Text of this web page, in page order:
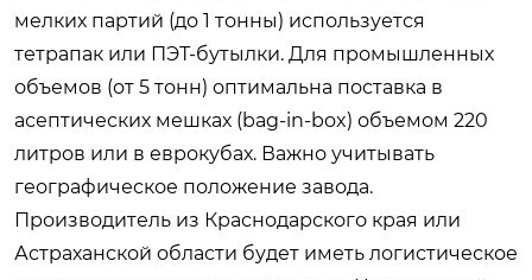
мелких партий (до 1 тонны) используется
тетрапак или ПЭТ-бутылки. Для промышленных
объемов (от 5 тонн) оптимальна поставка в
асептических мешках (bag-in-box) объемом 220
литров или в еврокубах. Важно учитывать
географическое положение завода.
Производитель из Краснодарского края или
Астраханской области будет иметь логистическое